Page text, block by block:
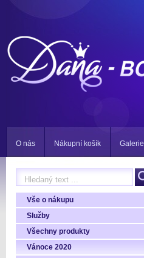
O nás Nákupní košík Galerie
Vše o nákupu
Služby
Všechny produkty
Vánoce 2020